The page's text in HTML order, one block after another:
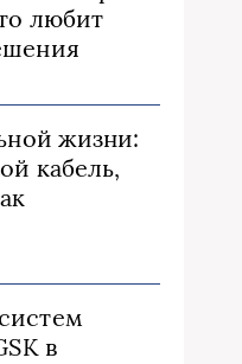
любит
жизни:
кабель,
в